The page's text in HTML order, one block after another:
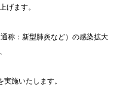
げます。
称：新型肺炎など）の感染拡大
施いたします。